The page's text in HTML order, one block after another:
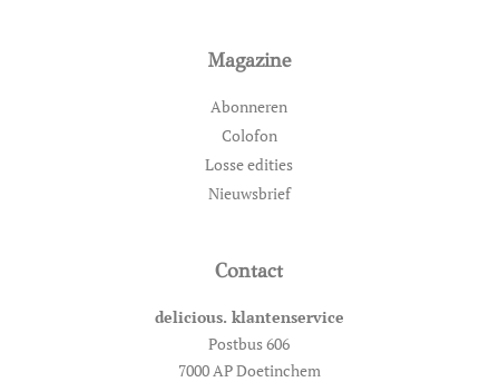
Magazine
Abonneren
Colofon
Losse edities
Nieuwsbrief
Contact
delicious. klantenservice
Postbus 606
7000 AP Doetinchem